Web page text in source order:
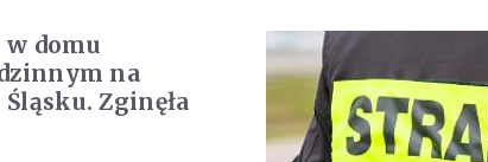
w domu
na
Zginęła